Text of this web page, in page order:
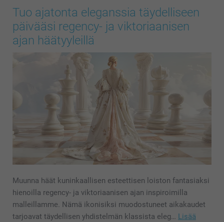
Tuo ajatonta eleganssia täydelliseen
päivääsi regency- ja viktoriaanisen
ajan häätyyleillä
Muunna häät kuninkaallisen esteettisen loiston fantasiaksi
hienoilla regency- ja viktoriaanisen ajan inspiroimilla
malleillamme. Nämä ikonisiksi muodostuneet aikakaudet
tarjoavat täydellisen yhdistelmän klassista eleg… Lisää